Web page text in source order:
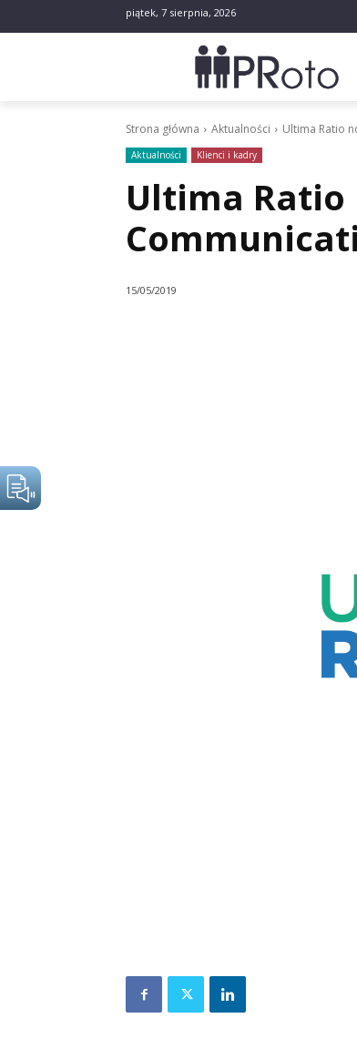
piątek, 7 sierpnia, 2026
Strona główna Aktualności Ultima Ratio
Aktualności Klienci i kadry
Ultima Ratio
15/05/2019